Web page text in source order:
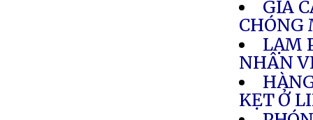
GIÁ
CHÓNG
LẠM
NHÂN
KẸT Ở